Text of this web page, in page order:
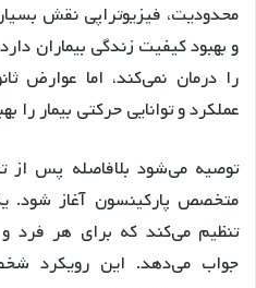
محدودیت، فیزیوتراپی نقش
و بهبود کیفیت زندگی بیماران
را درمان نمی‌کند، اما عوارض
عملکرد و توانایی حرکتی بیمار را
توصیه می‌شود بلافاصله پس از
متخصص پارکینسون آغاز شود.
تنظیم می‌کند که برای هر فرد
جواب می‌دهد. این رویکرد